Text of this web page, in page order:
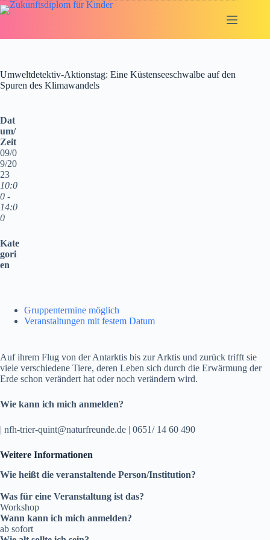
Zum
Inhalt
Umweltdetektiv-Aktionstag: Eine Küstenseeschwalbe auf den
Spuren des Klimawandels
Dat
um/
Zeit
09/0
9/20
23
10:0
0 -
14:0
0
Kate
gori
en
Gruppentermine möglich
Veranstaltungen mit festem Datum
Auf ihrem Flug von der Antarktis bis zur Arktis und zurück trifft sie
viele verschiedene Tiere, deren Leben sich durch die Erwärmung der
Erde schon verändert hat oder noch verändern wird.
Wie kann ich mich anmelden?
| nfh-trier-quint@naturfreunde.de | 0651/ 14 60 490
Weitere Informationen
Wie heißt die veranstaltende Person/Institution?
Was für eine Veranstaltung ist das?
Workshop
Wann kann ich mich anmelden?
ab sofort